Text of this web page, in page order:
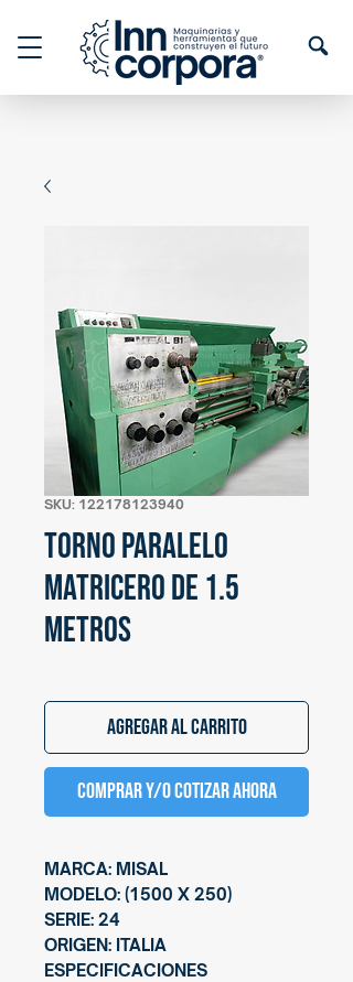
SKU: 122178123940
Torno paralelo
matricero de 1.5
metros
Agregar al carrito
Comprar y/o cotizar ahora
MARCA: MISAL
MODELO: (1500 X 250)
SERIE: 24
ORIGEN: ITALIA
ESPECIFICACIONES